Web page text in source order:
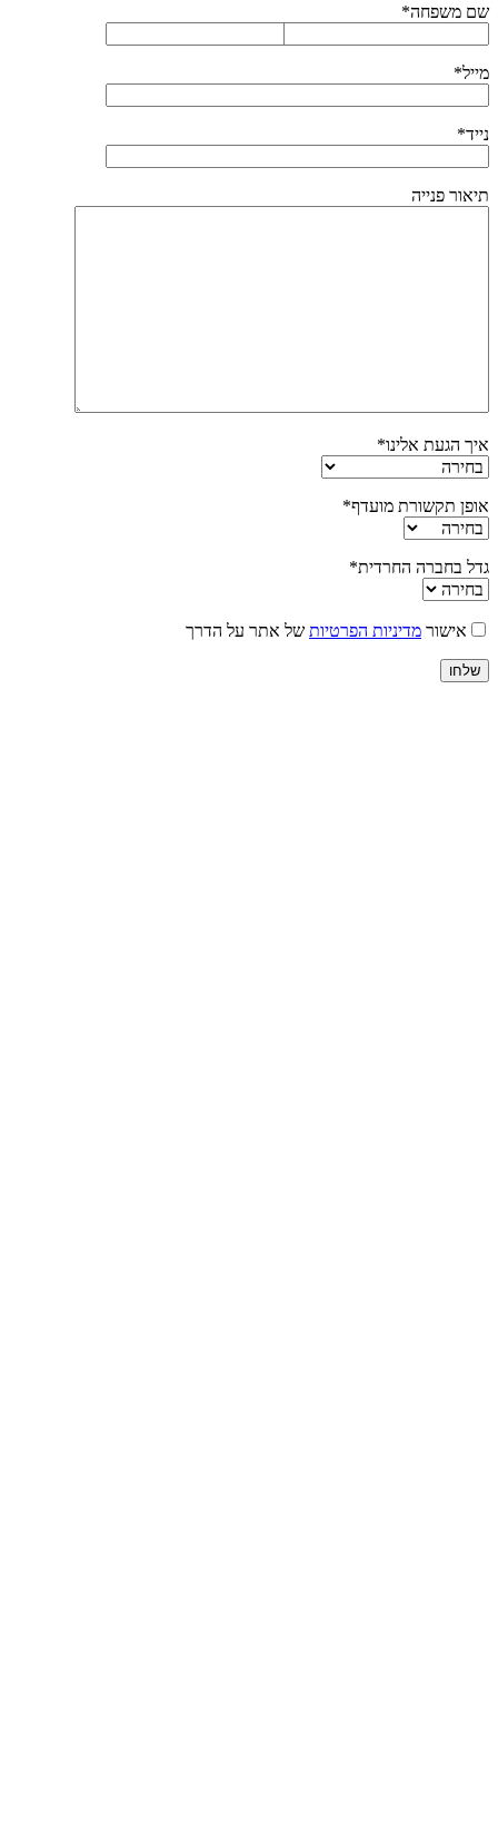
שם משפחה*
מייל*
נייד*
תיאור פנייה
איך הגעת אלינו*
אופן תקשורת מועדף*
גדל בחברה החרדית*
אישור מדיניות הפרטיות של אתר על הדרך